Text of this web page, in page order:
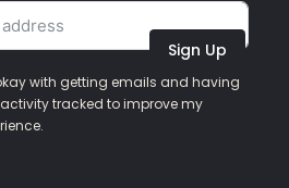
Sign Up
with getting emails and having
tracked to improve my